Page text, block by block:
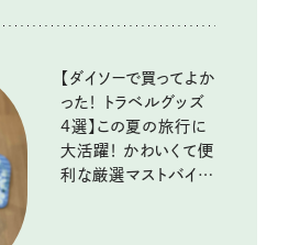
【ダイソーで買ってよか
った！ トラベルグッズ
4選】この夏の旅行に
大活躍！ かわいくて便
利な厳選マストバイア